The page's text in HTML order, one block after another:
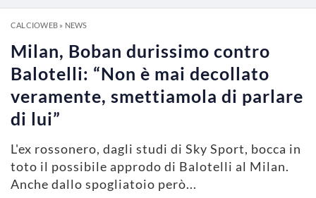
CALCIOWEB» NEWS
Milan, Boban durissimo contro
Balotelli: “Non è mai decollato
veramente, smettiamola di parlare
di lui”
L'ex rossonero, dagli studi di Sky Sport, bocca in
toto il possibile approdo di Balotelli al Milan.
Anche dallo spogliatoio però...